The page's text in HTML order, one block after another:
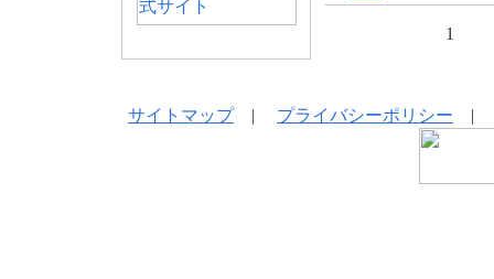
1
サイトマップ| プライバシーポリシー